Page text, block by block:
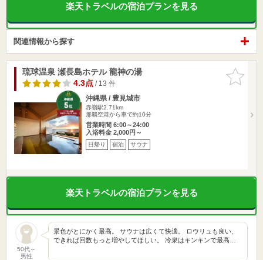
楽天トラベルの宿泊プランを見る
関連情報から探す
お気に入
りに追加
琉球温泉 瀬長島ホテル 龍神の湯
4.3点/ 13 件
沖縄県 / 豊見城市
赤嶺駅2.71km
那覇空港から車で約10分
営業時間 6:00～24:00
入浴料金 2,000円～
日帰り 宿泊 サウナ
楽天トラベルの宿泊プランを見る
50代～
男性
景色がとにかく最高。 サウナは広くて快適。 ロウリュも良い、
できれば回数もっと増やしてほしい。 冷泉はキンキンで最高…